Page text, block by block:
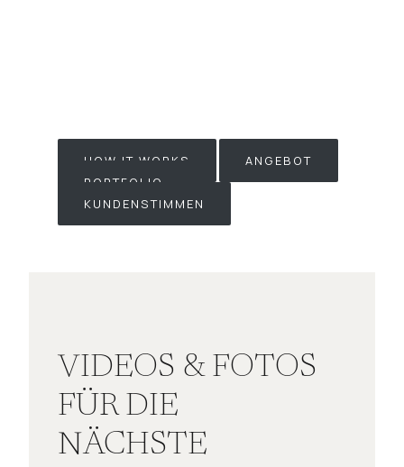
HOW IT WORKS
ANGEBOT
PORTFOLIO
KUNDENSTIMMEN
VIDEOS & FOTOS
FÜR DIE
NÄCHSTE